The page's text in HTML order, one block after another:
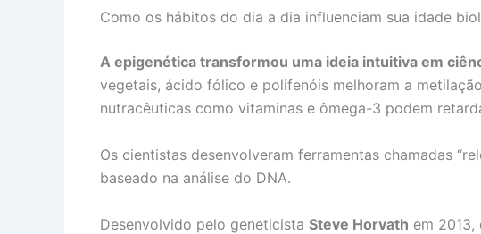
Como os hábitos do dia a dia influenciam sua idade
A epigenética transformou uma ideia intuitiva em
vegetais, ácido fólico e polifenóis melhoram a
nutracêuticas como vitaminas e ômega-3 podem
Os cientistas desenvolveram ferramentas chamadas
baseado na análise do DNA.
Desenvolvido pelo geneticista Steve Horvath em